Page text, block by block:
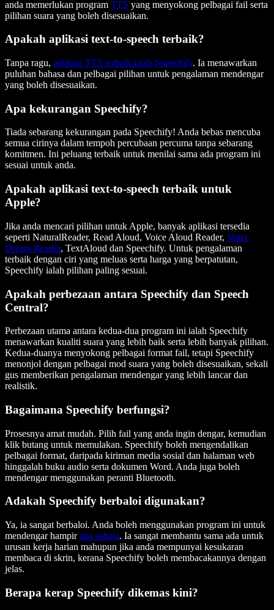
anda memerlukan program TTS yang menyokong pelbagai fail serta
pilihan suara yang boleh disesuaikan.
Apakah aplikasi text-to-speech terbaik?
Tanpa ragu, aplikasi TTS terbaik ialah Speechify. Ia menawarkan
puluhan bahasa dan pelbagai pilihan untuk pengalaman mendengar
yang boleh disesuaikan.
Apa kekurangan Speechify?
Tiada sebarang kekurangan pada Speechify! Anda bebas mencuba
semua cirinya dalam tempoh percubaan percuma tanpa sebarang
komitmen. Ini peluang terbaik untuk menilai sama ada program ini
sesuai untuk anda.
Apakah aplikasi text-to-speech terbaik untuk
Apple?
Jika anda mencari pilihan untuk Apple, banyak aplikasi tersedia
seperti NaturalReader, Read Aloud, Voice Aloud Reader, Voice
Dream Reader, TextAloud dan Speechify. Untuk pengalaman
terbaik dengan ciri yang meluas serta harga yang berpatutan,
Speechify ialah pilihan paling sesuai.
Apakah perbezaan antara Speechify dan Speech
Central?
Perbezaan utama antara kedua-dua program ini ialah Speechify
menawarkan kualiti suara yang lebih baik serta lebih banyak pilihan.
Kedua-duanya menyokong pelbagai format fail, tetapi Speechify
menonjol dengan pelbagai mod suara yang boleh disesuaikan, sekali
gus memberikan pengalaman mendengar yang lebih lancar dan
realistik.
Bagaimana Speechify berfungsi?
Prosesnya amat mudah. Pilih fail yang anda ingin dengar, kemudian
klik butang untuk memulakan. Speechify boleh mengendalikan
pelbagai format, daripada kiriman media sosial dan halaman web
hinggalah buku audio serta dokumen Word. Anda juga boleh
mendengar menggunakan peranti Bluetooth.
Adakah Speechify berbaloi digunakan?
Ya, ia sangat berbaloi. Anda boleh menggunakan program ini untuk
mendengar hampirapa sahaja. Ia sangat membantu sama ada untuk
urusan kerja harian mahupun jika anda mempunyai kesukaran
membaca di skrin, kerana Speechify boleh membacakannya dengan
jelas.
Berapa kerap Speechify dikemas kini?